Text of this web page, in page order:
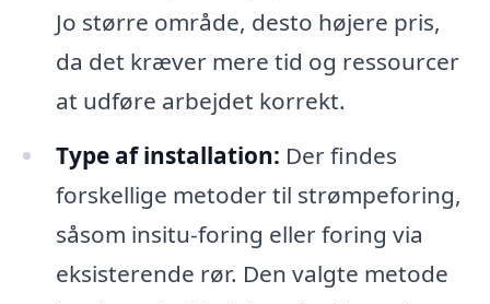
Jo større område, desto højere pris,
da det kræver mere tid og ressourcer
at udføre arbejdet korrekt.
Type af installation: Der findes
forskellige metoder til strømpeforing,
såsom insitu-foring eller foring via
eksisterende rør. Den valgte metode